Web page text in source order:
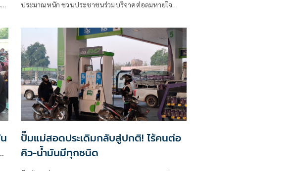
ประมาณหนัก ชวนประชาชนร่วมบริจาคต่อลมหายใจ
ปั๊มแม่สอดประเดิมกลับสู่ปกติ! ไร้คนต่อ
คิว-น้ำมันมีทุกชนิด